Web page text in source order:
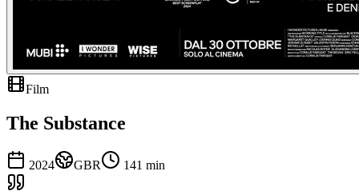
Film
The Substance
2024 GBR 141 min